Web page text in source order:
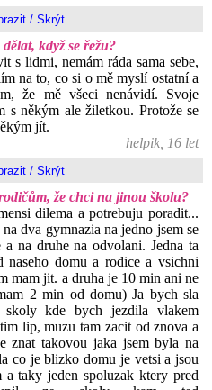
když se řežu?
s lidmi, nemám ráda sama sebe,
na to, co si o mě myslí ostatní a
že mě všeci nenávidí. Svoje
s někým ale žiletkou. Protože se
jít.
helpik, 16 let
že chci na jinou školu?
dilema a potrebuju poradit...
dva gymnazia na jedno jsem se
a na druhe na odvolani. Jedna ta
naseho domu a rodice a vsichni
mam jit. a druha je 10 min ani ne
2 min od domu) Ja bych sla
kde bych jezdila vlakem
lip, muzu tam zacit od znova a
znat takovou jaka jsem byla na
co je blizko domu je vetsi a jsou
taky jeden spoluzak ktery pred